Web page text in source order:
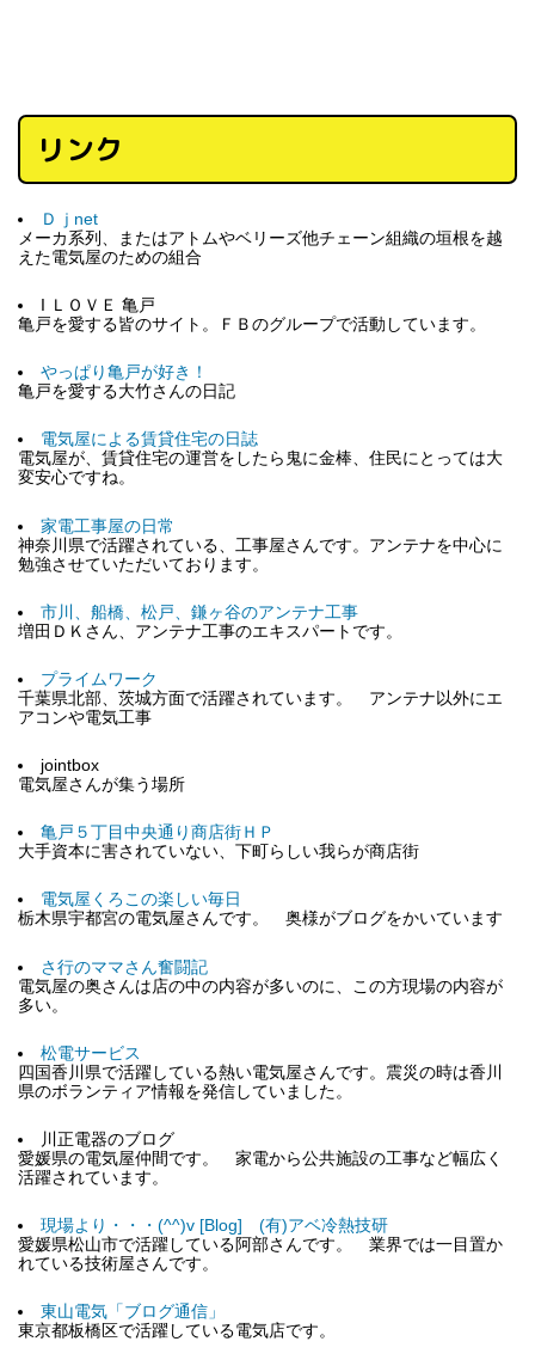
リンク
Ｄｊnet
メーカ系列、またはアトムやベリーズ他チェーン組織の垣根を越
えた電気屋のための組合
I ＬＯＶＥ 亀戸
亀戸を愛する皆のサイト。ＦＢのグループで活動しています。
やっぱり亀戸が好き！
亀戸を愛する大竹さんの日記
電気屋による賃貸住宅の日誌
電気屋が、賃貸住宅の運営をしたら鬼に金棒、住民にとっては大
変安心ですね。
家電工事屋の日常
神奈川県で活躍されている、工事屋さんです。アンテナを中心に
勉強させていただいております。
市川、船橋、松戸、鎌ヶ谷のアンテナ工事
増田ＤＫさん、アンテナ工事のエキスパートです。
プライムワーク
千葉県北部、茨城方面で活躍されています。 アンテナ以外にエ
アコンや電気工事
jointbox
電気屋さんが集う場所
亀戸５丁目中央通り商店街ＨＰ
大手資本に害されていない、下町らしい我らが商店街
電気屋くろこの楽しい毎日
栃木県宇都宮の電気屋さんです。 奥様がブログをかいています
さ行のママさん奮闘記
電気屋の奥さんは店の中の内容が多いのに、この方現場の内容が
多い。
松電サービス
四国香川県で活躍している熱い電気屋さんです。震災の時は香川
県のボランティア情報を発信していました。
川正電器のブログ
愛媛県の電気屋仲間です。 家電から公共施設の工事など幅広く
活躍されています。
現場より・・・(^^)v [Blog] (有)アベ冷熱技研
愛媛県松山市で活躍している阿部さんです。 業界では一目置か
れている技術屋さんです。
東山電気「ブログ通信」
東京都板橋区で活躍している電気店です。